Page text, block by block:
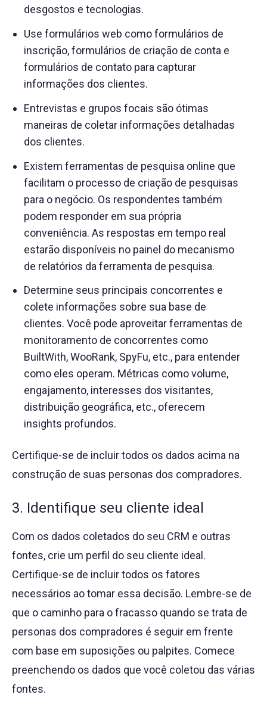
desgostos e tecnologias.
Use formulários web como formulários de
inscrição, formulários de criação de conta e
formulários de contato para capturar
informações dos clientes.
Entrevistas e grupos focais são ótimas
maneiras de coletar informações detalhadas
dos clientes.
Existem ferramentas de pesquisa online que
facilitam o processo de criação de pesquisas
para o negócio. Os respondentes também
podem responder em sua própria
conveniência. As respostas em tempo real
estarão disponíveis no painel do mecanismo
de relatórios da ferramenta de pesquisa.
Determine seus principais concorrentes e
colete informações sobre sua base de
clientes. Você pode aproveitar ferramentas de
monitoramento de concorrentes como
BuiltWith, WooRank, SpyFu, etc., para entender
como eles operam. Métricas como volume,
engajamento, interesses dos visitantes,
distribuição geográfica, etc., oferecem
insights profundos.
Certifique-se de incluir todos os dados acima na
construção de suas personas dos compradores.
3. Identifique seu cliente ideal
Com os dados coletados do seu CRM e outras
fontes, crie um perfil do seu cliente ideal.
Certifique-se de incluir todos os fatores
necessários ao tomar essa decisão. Lembre-se de
que o caminho para o fracasso quando se trata de
personas dos compradores é seguir em frente
com base em suposições ou palpites. Comece
preenchendo os dados que você coletou das várias
fontes.